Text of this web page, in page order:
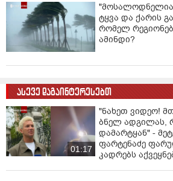
"მოსალოდნელია
ტყვა და ქა­რის
რომელ
ამინდი?
ასევე დაგაინტერესებთ
01:17
"ნახეთ ვიდეო!
ბნელ ადგილას,
დამარტყან" -
ფარტენაძე
კადრებს